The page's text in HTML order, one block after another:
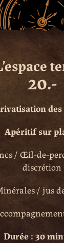
20.-
des
Apéritif sur
/ Œil-de-
discrétion
/ jus
Durée : 30